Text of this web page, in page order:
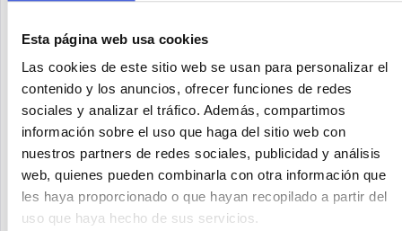
Esta página web usa cookies
Las cookies de este sitio web se usan para personalizar el
contenido y los anuncios, ofrecer funciones de redes
sociales y analizar el tráfico. Además, compartimos
información sobre el uso que haga del sitio web con
nuestros partners de redes sociales, publicidad y análisis
web, quienes pueden combinarla con otra información que
les haya proporcionado o que hayan recopilado a partir del
uso que haya hecho de sus servicios.
SYNOLOGY RS1221+
Synology RackStation RS1221+. Type: NAS. Enclosure Type:
Rack (2U). Device class: Small & medium-sized business.